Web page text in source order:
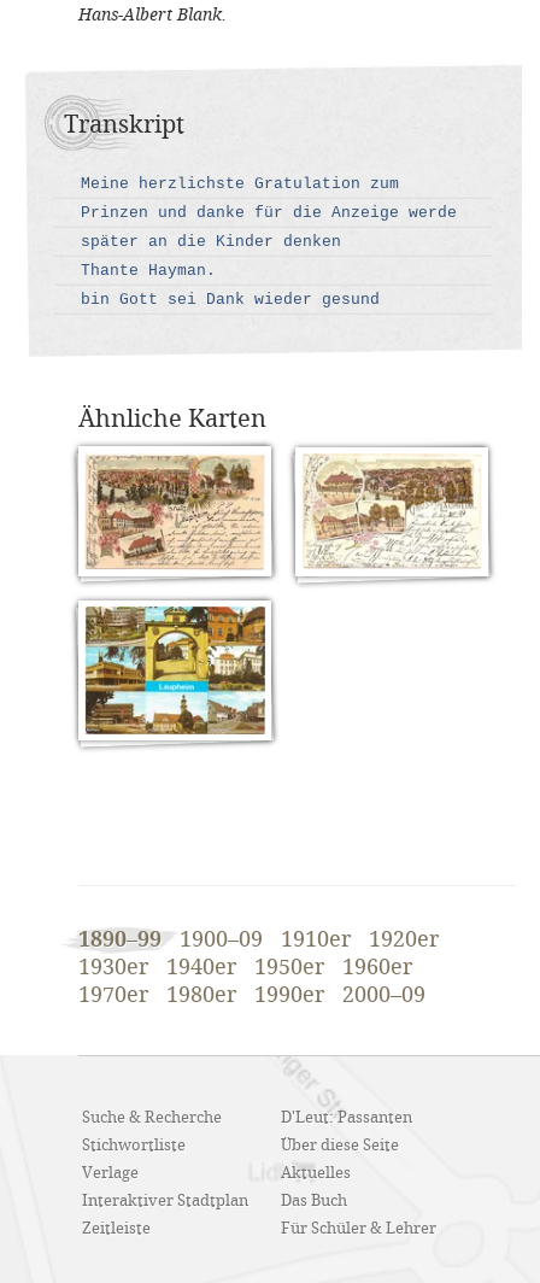
Hans-Albert Blank.
Transkript
Meine herzlichste Gratulation zum
Prinzen und danke für die Anzeige werde
später an die Kinder denken
Thante Hayman.
bin Gott sei Dank wieder gesund
Ähnliche Karten
1890–99 1900–09 1910er
1920er
1930er
1940er 1950er
1960er
1970er
1980er 1990er 2000–09
Suche & Recherche
Stichwortliste
Verlage
Interaktiver Stadtplan
Zeitleiste
D'Leut: Passanten
Über diese Seite
Aktuelles
Das Buch
Für Schüler & Lehrer